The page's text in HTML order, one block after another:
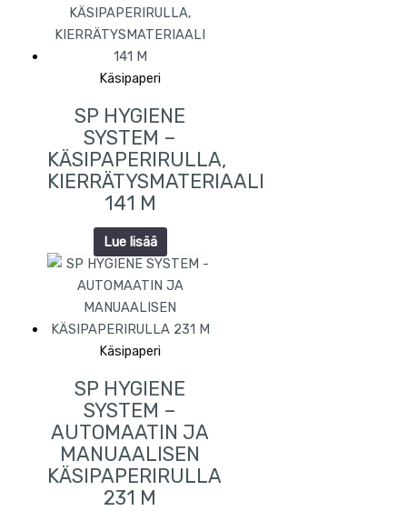
Käsipaperi
SP HYGIENE
SYSTEM –
KÄSIPAPERIRULLA,
KIERRÄTYSMATERIAALI
141 M
Lue lisää
Käsipaperi
SP HYGIENE
SYSTEM –
AUTOMAATIN JA
MANUAALISEN
KÄSIPAPERIRULLA
231 M